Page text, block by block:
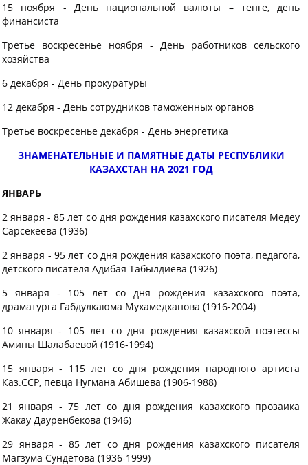
15 ноября - День национальной валюты – тенге, день
финансиста
Третье воскресенье ноября - День работников сельского
хозяйства
6 декабря - День прокуратуры
12 декабря - День сотрудников таможенных органов
Третье воскресенье декабря - День энергетика
ЗНАМЕНАТЕЛЬНЫЕ И ПАМЯТНЫЕ ДАТЫ РЕСПУБЛИКИ
КАЗАХСТАН НА 2021 ГОД
ЯНВАРЬ
2 января - 85 лет со дня рождения казахского писателя Медеу
Сарсекеева (1936)
2 января - 95 лет со дня рождения казахского поэта, педагога,
детского писателя Адибая Табылдиева (1926)
5 января - 105 лет со дня рождения казахского поэта,
драматурга Габдулкаюма Мухамедханова (1916-2004)
10 января - 105 лет со дня рождения казахской поэтессы
Амины Шалабаевой (1916-1994)
15 января - 115 лет со дня рождения народного артиста
Каз.ССР, певца Нугмана Абишева (1906-1988)
21 января - 75 лет со дня рождения казахского прозаика
Жакау Дауренбекова (1946)
29 января - 85 лет со дня рождения казахского писателя
Магзума Сундетова (1936-1999)